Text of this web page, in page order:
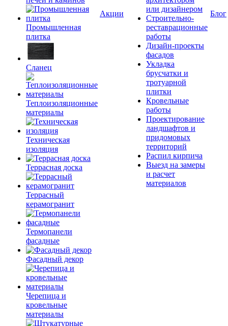
Промышленная
плитка
Сланец
Теплоизоляционные
материалы
Техническая
изоляция
Террасная доска
Террасный
керамогранит
Термопанели
фасадные
Фасадный декор
Черепица и
кровельные
материалы
Акции
или дизайнером
Строительно-
реставрационные
работы
Дизайн-проекты
фасадов
Укладка
брусчатки и
тротуарной
плитки
Кровельные
работы
Проектирование
ландшафтов и
придомовых
территорий
Распил кирпича
Выезд на замеры
и расчет
материалов
Блог